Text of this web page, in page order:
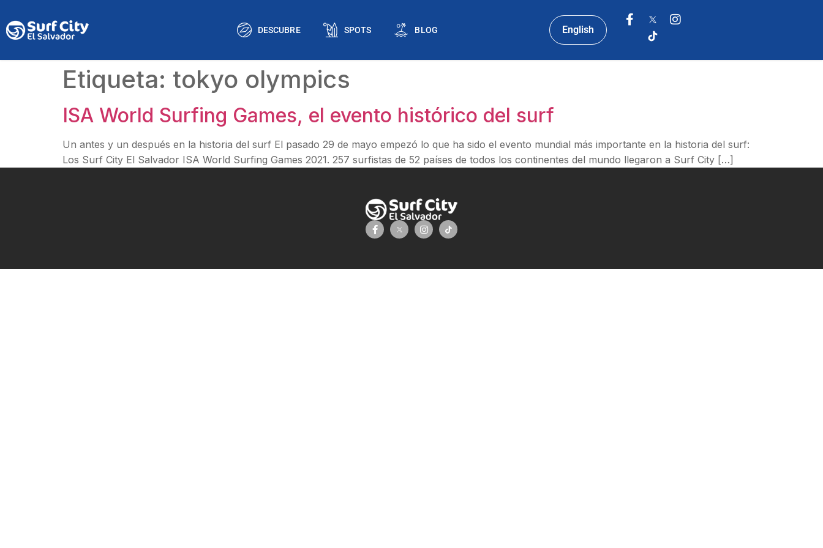
DESCUBRE SPOTS BLOG English
Etiqueta: tokyo olympics
ISA World Surfing Games, el evento histórico del surf
Un antes y un después en la historia del surf El pasado 29 de mayo empezó lo que ha sido el evento mundial más importante en la historia del surf:
Los Surf City El Salvador ISA World Surfing Games 2021. 257 surfistas de 52 países de todos los continentes del mundo llegaron a Surf City […]